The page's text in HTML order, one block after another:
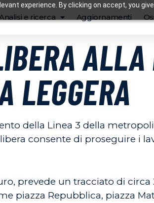
experience. By clicking on accept, you
e ricerca Aggiornamenti
LEGGERA
della Linea 3 della
consente di proseguire i
prevede un tracciato di
piazza Repubblica, piazza